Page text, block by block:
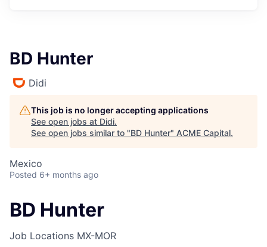
BD Hunter
Didi
This job is no longer accepting applications
See open jobs at Didi.
See open jobs similar to "BD Hunter" ACME Capital.
Mexico
Posted 6+ months ago
BD Hunter
Job Locations MX-MOR